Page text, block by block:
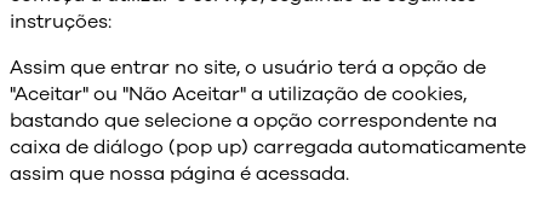
instruções:
Assim que entrar no site, o usuário terá a opção de
"Aceitar" ou "Não Aceitar" a utilização de cookies,
bastando que selecione a opção correspondente na
caixa de diálogo (pop up) carregada automaticamente
assim que nossa página é acessada.